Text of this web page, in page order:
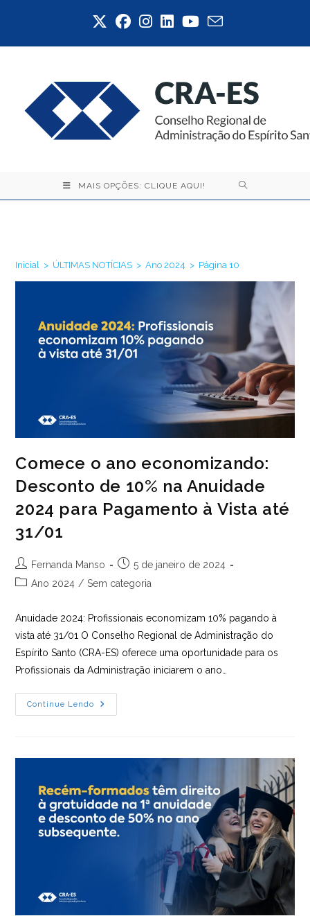
MAIS OPÇÕES: CLIQUE AQUI!
Inicial > ÚLTIMAS NOTÍCIAS > Ano 2024 > Página 10
Comece o ano economizando:
Desconto de 10% na Anuidade
2024 para Pagamento à Vista até
31/01
Autor
do
Fernanda Manso
Post
publicado:
5 de janeiro de 2024
Categoria
post:
Ano 2024 / Sem categoria
Anuidade 2024: Profissionais economizam 10% pagando à
vista até 31/01 O Conselho Regional de Administração do
Espírito Santo (CRA-ES) oferece uma oportunidade para os
Profissionais da Administração iniciarem o ano…
Continue Lendo
Comece
O
Anuidade
2024
Para
Pagamento
À
Vista
Até